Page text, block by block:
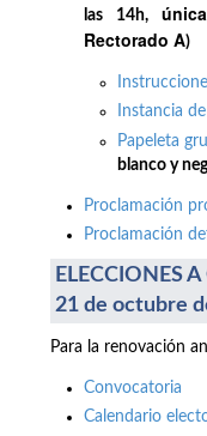
las 14h,
Rectorado A)
Instancia
Papeleta
blanco y
Proclamación
Proclamación
ELECCIONES
21 de octubre
Para la renovación
Convocatoria
Calendario